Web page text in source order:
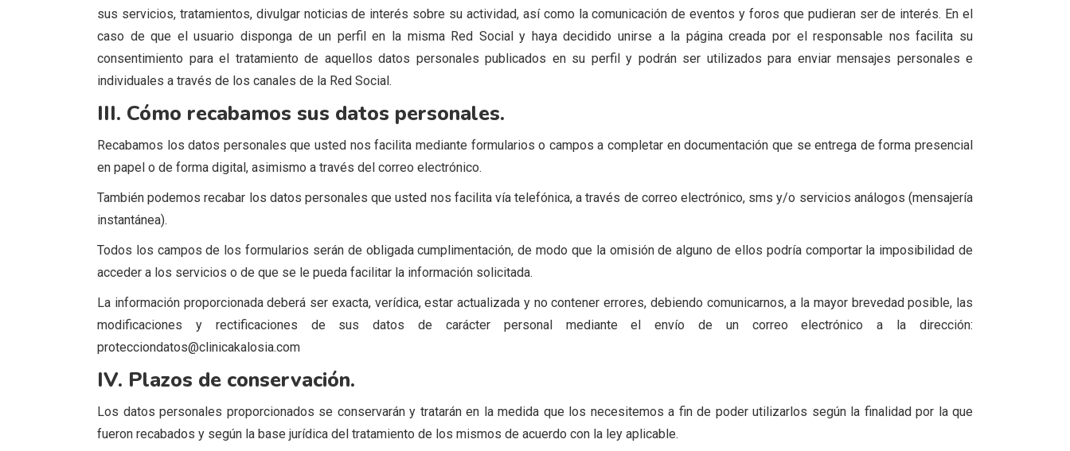
sus servicios, tratamientos, divulgar noticias de interés sobre su actividad, así como la comunicación de eventos y foros que pudieran ser de interés. En el
caso de que el usuario disponga de un perfil en la misma Red Social y haya decidido unirse a la página creada por el responsable nos facilita su
consentimiento para el tratamiento de aquellos datos personales publicados en su perfil y podrán ser utilizados para enviar mensajes personales e
individuales a través de los canales de la Red Social.
III. Cómo recabamos sus datos personales.
Recabamos los datos personales que usted nos facilita mediante formularios o campos a completar en documentación que se entrega de forma presencial
en papel o de forma digital, asimismo a través del correo electrónico.
También podemos recabar los datos personales que usted nos facilita vía telefónica, a través de correo electrónico, sms y/o servicios análogos (mensajería
instantánea).
Todos los campos de los formularios serán de obligada cumplimentación, de modo que la omisión de alguno de ellos podría comportar la imposibilidad de
acceder a los servicios o de que se le pueda facilitar la información solicitada.
La información proporcionada deberá ser exacta, verídica, estar actualizada y no contener errores, debiendo comunicarnos, a la mayor brevedad posible, las
modificaciones y rectificaciones de sus datos de carácter personal mediante el envío de un correo electrónico a la dirección:
protecciondatos@clinicakalosia.com
IV. Plazos de conservación.
Los datos personales proporcionados se conservarán y tratarán en la medida que los necesitemos a fin de poder utilizarlos según la finalidad por la que
fueron recabados y según la base jurídica del tratamiento de los mismos de acuerdo con la ley aplicable.